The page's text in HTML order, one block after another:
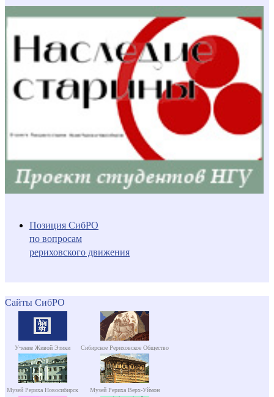
Позиция СибРО
по вопросам
рериховского движения
Сайты СибРО
Учение Живой Этики Сибирское Рериховское Общество
Музей Рериха Новосибирск Музей Рериха Верх-Уймон